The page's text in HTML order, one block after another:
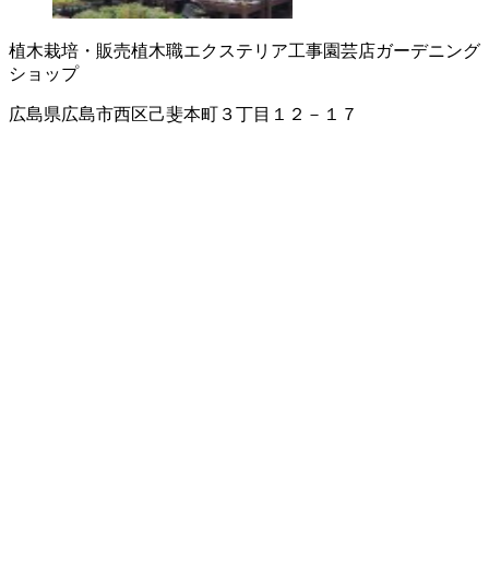
植木栽培・販売植木職エクステリア工事園芸店ガーデニング
ショップ
広島県広島市西区己斐本町３丁目１２－１７